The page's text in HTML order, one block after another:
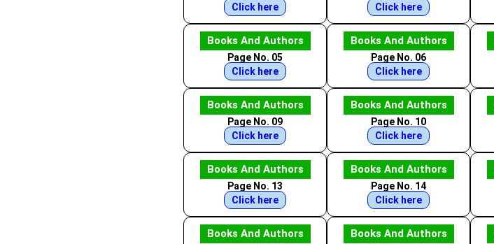
Click here
Click here
Books And Authors
Page No. 05
Click here
Books And Authors
Page No. 06
Click here
Books And Authors
Page No. 09
Click here
Books And Authors
Page No. 10
Click here
Books And Authors
Page No. 13
Click here
Books And Authors
Page No. 14
Click here
Books And Authors Books And Authors